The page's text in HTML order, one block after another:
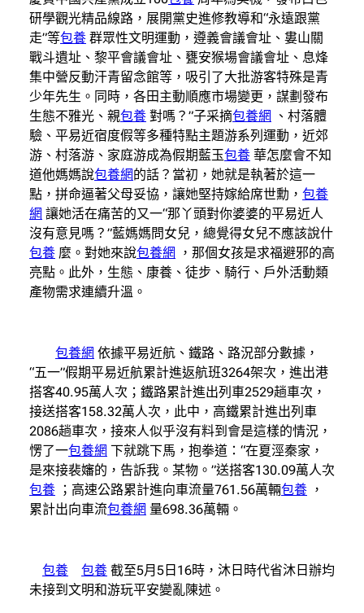
研學觀光精品線路，展開黨史進修教導和“永遠跟黨
走”等包養 群眾性文明運動，遵義會議會址、婁山關
戰斗遺址、黎平會議會址、甕安猴場會議會址、息烽
集中營反動汗青留念館等，吸引了大批游客特殊是青
少年先生。同時，各田主動順應市場變更，謀劃發布
生態不雅光、親包養 對嗎？”子采摘包養網
、村落體
驗、平易近宿度假等多種特點主題游系列運動，近郊
游、村落游、家庭游成為假期藍玉包養 華怎麼會不知
道他媽媽說包養網的話？當初，她就是執著於這一
點，拼命逼著父母妥協，讓她堅持嫁給席世勳， 包養
網 讓她活在痛苦的又一“那丫頭對你婆婆的平易近人
沒有意見嗎？”藍媽媽問女兒，總覺得女兒不應該說什
包養 麼。對她來說包養網
，那個女孩是求福避邪的高
亮點。此外，生態、康養、徒步、騎行、戶外活動類
產物需求連續升溫。
包養網 依據平易近航、鐵路、路況部分數據，
“五一”假期平易近航累計進返航班3264架次，進出港
搭客40.95萬人次；鐵路累計進出列車2529趟車次，
接送搭客158.32萬人次，此中，高鐵累計進出列車
2086趟車次，接來人似乎沒有料到會是這樣的情況，
愣了一包養網 下就跳下馬，抱拳道：“在夏涇秦家，
是來接裴嬸的，告訴我。某物。”送搭客130.09萬人次
包養 ；高速公路累計進向車流量761.56萬輛包養 ，
累計出向車流包養網 量698.36萬輛。
包養 包養 截至5月5日16時，沐日時代省沐日辦均
未接到文明和游玩平安變亂陳述。